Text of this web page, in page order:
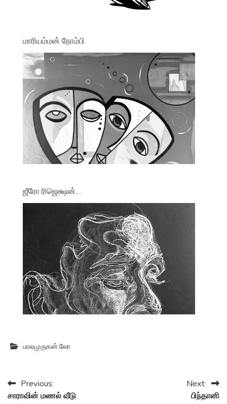
மாரியம்மன் நோம்பி
ஜீரோ ரிஜெக்ஷன்…
பாலமுருகன்.லோ
PostPrevious:
சாராவின் மணல் வீடு
Next:
பிந்தானி